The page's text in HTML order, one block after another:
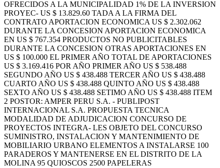
OFRECIDOS A LA MUNICIPALIDAD 1% DE LA INVERSION
PROYEC- US $ 13.829.60 TADA A LA FIRMA DEL
CONTRATO APORTACION ECONOMICA US $ 2.302.062
DURANTE LA CONCESION APORTACION ECONOMICA
EN US $ 767.354 PRODUCTOS NO PUBLICITABLES
DURANTE LA CONCESION OTRAS APORTACIONES EN
US $ 100.000 EL PRIMER AÑO TOTAL DE APORTACIONES
US $ 3.169.416 POR AÑO PRIMER AÑO US $ 538.488
SEGUNDO AÑO US $ 438.488 TERCER AÑO US $ 438.488
CUARTO AÑO US $ 438.488 QUINTO AÑO US $ 438.488
SEXTO AÑO US $ 438.488 SETIMO AÑO US $ 438.488 ITEM
2 POSTOR: AMPER PERU S.A. - PUBLIPOST
INTERNACIONAL S.A. PROPUESTA TECNICA
MODALIDAD DE ADJUDICACION CONCURSO DE
PROYECTOS INTEGRA- LES OBJETO DEL CONCURSO
SUMINISTRO, INSTALACION Y MANTENIMIENTO DE
MOBILIARIO URBANO ELEMENTOS A INSTALARSE 100
PARADEROS Y MANTENERSE EN EL DISTRITO DE LA
MOLINA 95 QUIOSCOS 2500 PAPELERAS